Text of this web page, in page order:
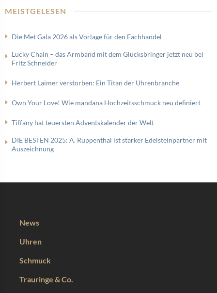
MEISTGELESEN
Die Met Gala 2026 als Vorlage für den Fachhandel
Lucky Chain – das Armband mit dem Glücksbringer jetzt neu bei
Fritz Schneider
Herbert Laimer verstorben: Ein Titan der Uhrenbranche
Own Your Love! Wie mandana Hochzeitsschmuck neu definiert
Tiffany hat teuersten Adventskalender der Welt
DIE BESTEN 2025: A. Ruppenthal ist starker Edelsteinpartner mit
Auszeichnung
News
Uhren
Schmuck
Trauringe & Co.